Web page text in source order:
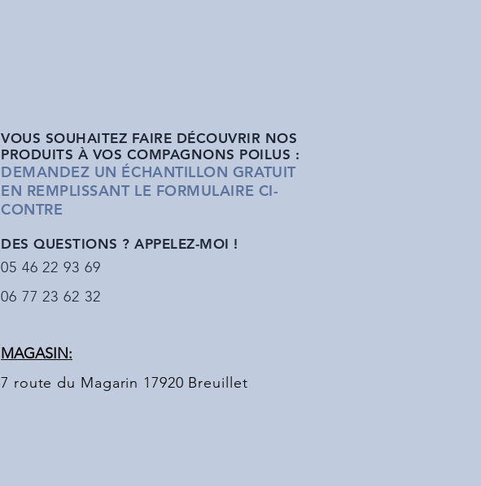
VOUS SOUHAITEZ FAIRE DÉCOUVRIR NOS
PRODUITS À VOS COMPAGNONS POILUS :
DEMANDEZ UN ÉCHANTILLON GRATUIT
EN REMPLISSANT LE FORMULAIRE CI-
CONTRE
DES QUESTIONS ? APPELEZ-MOI !
05 46 22 93 69
06 77 23 62 32
MAGASIN:
7 route du Magarin 17920 Breuillet